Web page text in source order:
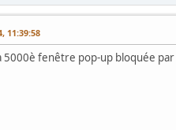
11:39:58
fenêtre pop-up bloquée